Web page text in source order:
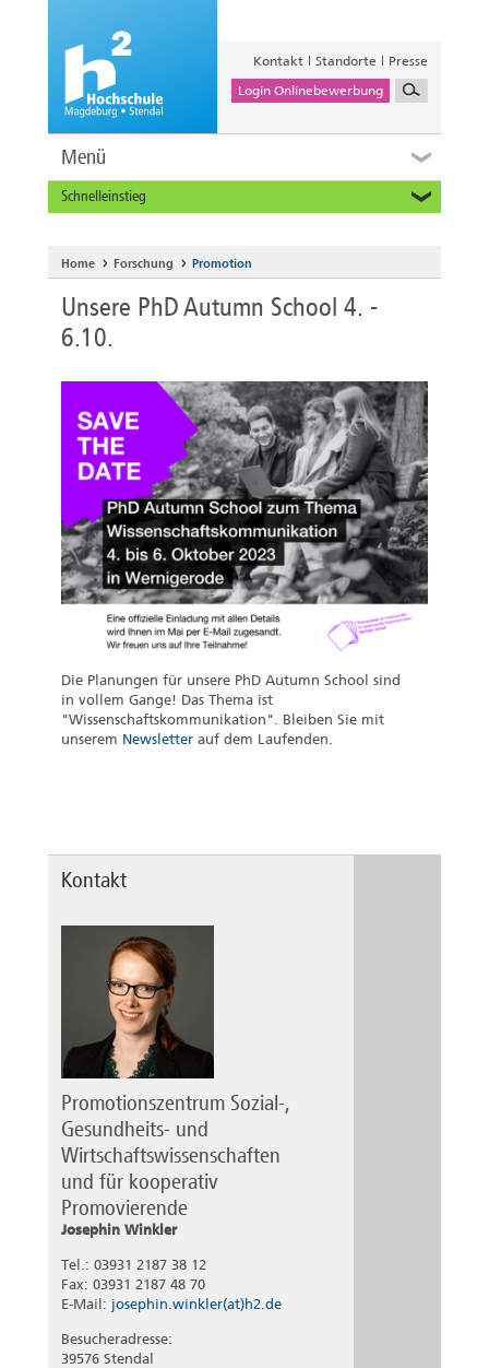
Kontakt Standorte
Presse
Login Onlinebewerbung
Menü
Schnelleinstieg
Alumni
Unternehmen und Institutionen
Studierende
Beschäftigte
Home Forschung Promotion
Unsere PhD Autumn School 4. -
6.10.
Die Planungen für unsere PhD Autumn School sind
in vollem Gange! Das Thema ist
"Wissenschaftskommunikation". Bleiben Sie mit
unserem Newsletter auf dem Laufenden.
Kontakt
Promotionszentrum Sozial-,
Gesundheits- und
Wirtschaftswissenschaften
und für kooperativ
Promovierende
Josephin Winkler
Tel.: 03931 2187 38 12
Fax: 03931 2187 48 70
E-Mail: josephin.winkler(at)h2.de
Besucheradresse:
39576 Stendal